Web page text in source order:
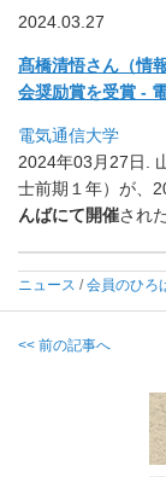
2024.03.27
髙橋清悟さん（情
会奨励賞を受賞 -
電気通信大学
2024年03月27日.
士前期１年）が、
んばにて開催され
ニュース /会員のひろ
<< 前の記事へ